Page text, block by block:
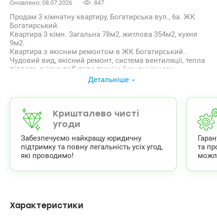
Оновлено: 08.07.2026 847
Продам 3 кімнатну квартиру, Богатирська вул., 6а. ЖК
Богатирський.
Квартира 3 кімн. Загальна 78м2, житлова 354м2, кухня
9м2.
Квартира з якісним ремонтом в ЖК Богатирський .
Чудовий вид, якісний ремонт, система вентиляції, тепла
підлога, якісна побутова техніка (кондиціонери,
посудомийка, морозильна камера). ОСББ. У підїзді
відеоспостереження. Будинок на акумуляторних
батареях, ліфт, вода та опалення завжди працюють. 15
хвилин – метро Мінська або Героїв Дніпра. Зручна
транспортна розвязка, розвинена інфратруктура, дитячі
садки, школи.
Ціна: 178000 у.е. моб. 0664863383 Тетяна.,
valion.ua/1136037
Детальніше
Кришталево чисті
угоди
Забезпечуємо найкращу юридичну
підтримку та повну легальність усіх угод,
які проводимо!
та
Характеристики